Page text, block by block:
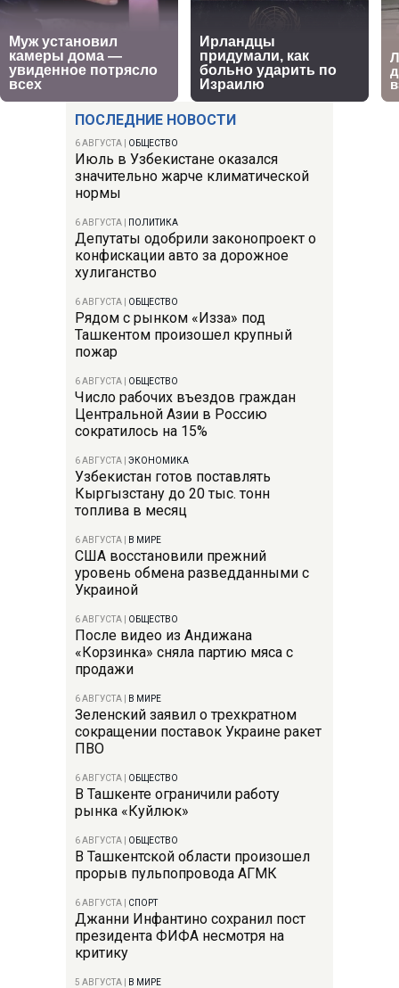
ПОСЛЕДНИЕ НОВОСТИ
6 АВГУСТА ОБЩЕСТВО
Июль в Узбекистане оказался
значительно жарче климатической
нормы
6 АВГУСТА ПОЛИТИКА
Депутаты одобрили законопроект о
конфискации авто за дорожное
хулиганство
6 АВГУСТА ОБЩЕСТВО
Рядом с рынком «Изза» под
Ташкентом произошел крупный
пожар
6 АВГУСТА ОБЩЕСТВО
Число рабочих въездов граждан
Центральной Азии в Россию
сократилось на 15%
6 АВГУСТА ЭКОНОМИКА
Узбекистан готов поставлять
Кыргызстану до 20 тыс. тонн
топлива в месяц
6 АВГУСТА В МИРЕ
США восстановили прежний
уровень обмена разведданными с
Украиной
6 АВГУСТА ОБЩЕСТВО
После видео из Андижана
«Корзинка» сняла партию мяса с
продажи
6 АВГУСТА В МИРЕ
Зеленский заявил о трехкратном
сокращении поставок Украине ракет
ПВО
6 АВГУСТА ОБЩЕСТВО
В Ташкенте ограничили работу
рынка «Куйлюк»
6 АВГУСТА ОБЩЕСТВО
В Ташкентской области произошел
прорыв пульпопровода АГМК
6 АВГУСТА СПОРТ
Джанни Инфантино сохранил пост
президента ФИФА несмотря на
критику
5 АВГУСТА В МИРЕ